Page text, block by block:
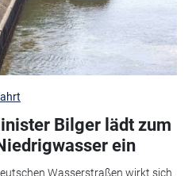
Bilger lädt zum
ein
Wasserstraßen wirkt sich